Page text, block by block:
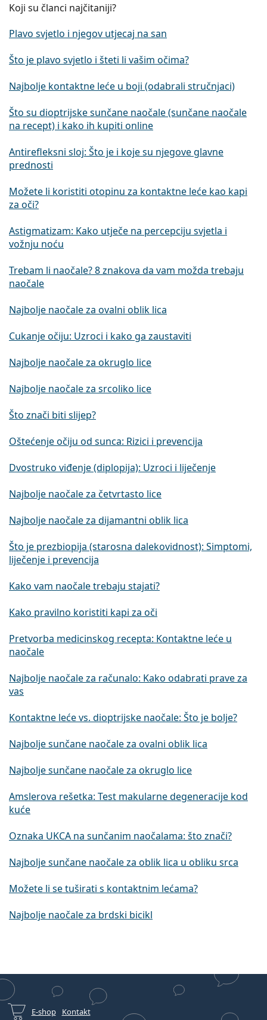
Koji su članci najčitaniji?
Plavo svjetlo i njegov utjecaj na san
Što je plavo svjetlo i šteti li vašim očima?
Najbolje kontaktne leće u boji (odabrali stručnjaci)
Što su dioptrijske sunčane naočale (sunčane naočale
na recept) i kako ih kupiti online
Antirefleksni sloj: Što je i koje su njegove glavne
prednosti
Možete li koristiti otopinu za kontaktne leće kao kapi
za oči?
Astigmatizam: Kako utječe na percepciju svjetla i
vožnju noću
Trebam li naočale? 8 znakova da vam možda trebaju
naočale
Najbolje naočale za ovalni oblik lica
Cukanje očiju: Uzroci i kako ga zaustaviti
Najbolje naočale za okruglo lice
Najbolje naočale za srcoliko lice
Što znači biti slijep?
Oštećenje očiju od sunca: Rizici i prevencija
Dvostruko viđenje (diplopija): Uzroci i liječenje
Najbolje naočale za četvrtasto lice
Najbolje naočale za dijamantni oblik lica
Što je prezbiopija (starosna dalekovidnost): Simptomi,
liječenje i prevencija
Kako vam naočale trebaju stajati?
Kako pravilno koristiti kapi za oči
Pretvorba medicinskog recepta: Kontaktne leće u
naočale
Najbolje naočale za računalo: Kako odabrati prave za
vas
Kontaktne leće vs. dioptrijske naočale: Što je bolje?
Najbolje sunčane naočale za ovalni oblik lica
Najbolje sunčane naočale za okruglo lice
Amslerova rešetka: Test makularne degeneracije kod
kuće
Oznaka UKCA na sunčanim naočalama: što znači?
Najbolje sunčane naočale za oblik lica u obliku srca
Možete li se tuširati s kontaktnim lećama?
Najbolje naočale za brdski bicikl
E-shop Kontakt